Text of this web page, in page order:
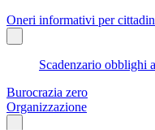
Oneri informativi per
Scadenzario obblighi
Burocrazia zero
Organizzazione